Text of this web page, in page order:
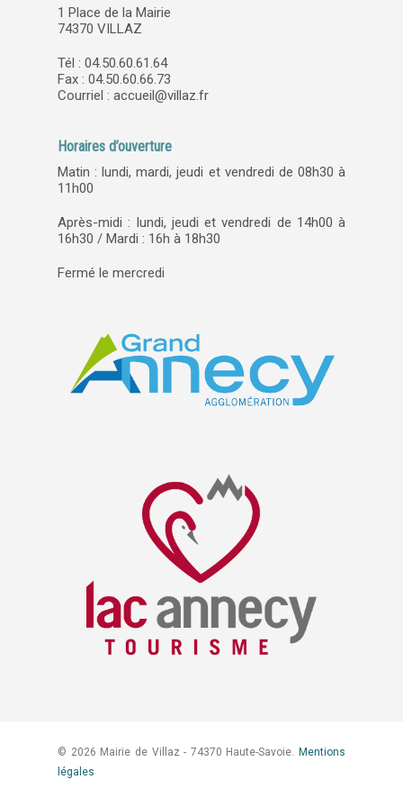
1 Place de la Mairie
74370 VILLAZ
Tél : 04.50.60.61.64
Fax : 04.50.60.66.73
Courriel : accueil@villaz.fr
Horaires d’ouverture
Matin : lundi, mardi, jeudi et vendredi de 08h30 à
11h00
Après-midi : lundi, jeudi et vendredi de 14h00 à
16h30 / Mardi : 16h à 18h30
Fermé le mercredi
© 2026 Mairie de Villaz - 74370 Haute-Savoie. Mentions
légales